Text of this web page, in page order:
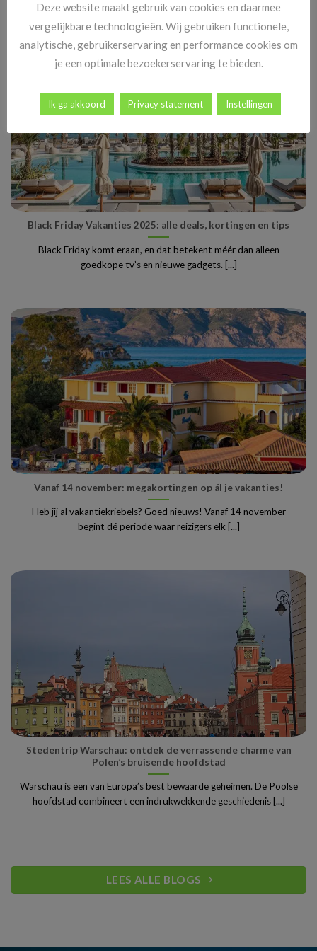
Black Friday Vakanties 2025: alle deals, kortingen en tips
Black Friday komt eraan, en dat betekent méér dan alleen
goedkope tv’s en nieuwe gadgets. [...]
Vanaf 14 november: megakortingen op ál je vakanties!
Heb jij al vakantiekriebels? Goed nieuws! Vanaf 14 november
begint dé periode waar reizigers elk [...]
Stedentrip Warschau: ontdek de verrassende charme van
Polen’s bruisende hoofdstad
Warschau is een van Europa’s best bewaarde geheimen. De Poolse
hoofdstad combineert een indrukwekkende geschiedenis [...]
LEES ALLE BLOGS
Deze website maakt gebruik van cookies en daarmee
vergelijkbare technologieën. Wij gebruiken functionele,
analytische, gebruikerservaring en performance cookies om
je een optimale bezoekerservaring te bieden.
Ik ga akkoord Privacy statement Instellingen